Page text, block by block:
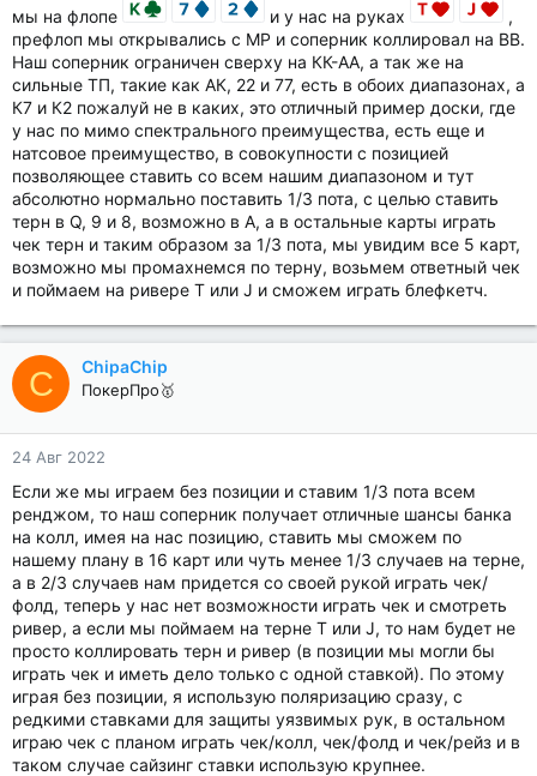
мы на флопе
и у нас на руках
,
префлоп мы открывались с MP и соперник коллировал на BB.
Наш соперник ограничен сверху на КК-АА, а так же на
сильные ТП, такие как АК, 22 и 77, есть в обоих диапазонах, а
К7 и К2 пожалуй не в каких, это отличный пример доски, где
у нас по мимо спектрального преимущества, есть еще и
натсовое преимущество, в совокупности с позицией
позволяющее ставить со всем нашим диапазоном и тут
абсолютно нормально поставить 1/3 пота, с целью ставить
терн в Q, 9 и 8, возможно в А, а в остальные карты играть
чек терн и таким образом за 1/3 пота, мы увидим все 5 карт,
возможно мы промахнемся по терну, возьмем ответный чек
и поймаем на ривере T или J и сможем играть блефкетч.
C ChipaChip
ПокерПро🥇
24 Авг 2022
Если же мы играем без позиции и ставим 1/3 пота всем
ренджом, то наш соперник получает отличные шансы банка
на колл, имея на нас позицию, ставить мы сможем по
нашему плану в 16 карт или чуть менее 1/3 случаев на терне,
а в 2/3 случаев нам придется со своей рукой играть чек/
фолд, теперь у нас нет возможности играть чек и смотреть
ривер, а если мы поймаем на терне T или J, то нам будет не
просто коллировать терн и ривер (в позиции мы могли бы
играть чек и иметь дело только с одной ставкой). По этому
играя без позиции, я использую поляризацию сразу, с
редкими ставками для защиты уязвимых рук, в остальном
играю чек с планом играть чек/колл, чек/фолд и чек/рейз и в
таком случае сайзинг ставки использую крупнее.